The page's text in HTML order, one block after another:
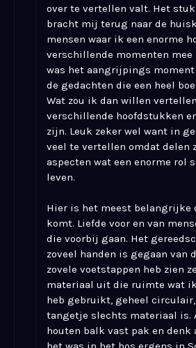
over te vertellen valt. Het
bracht mij terug naar de
mensen waar ik een enorme
verschillende momenten mee
was het aangrijpings moment
de gedachten die een heel
Wat zou ik dan willen
verschillende hoofdstukken
zijn. Leuk zeker wel want in
veel te vertellen omdat
aspecten wat een enorme rol
leven.
Hier is het meest belangrijke
komt. Liefde voor en van
die voorbij gaan. Het
zoveel handen is gegaan van
zovele voetstappen heb zien
materiaal uit die ruimte wat
heb gebruikt, geheel
tangetje slechts materiaal is.
houten balk vast pak en denk